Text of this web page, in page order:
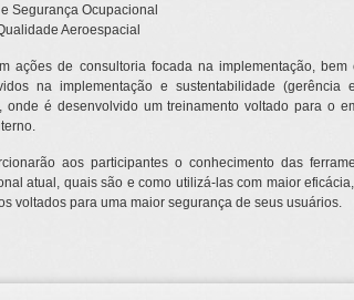
Segurança Ocupacional
Aeroespacial
ações de consultoria focada na implementação,
na implementação e sustentabilidade (gerência
onde é desenvolvido um treinamento voltado para o
aos participantes o conhecimento das
atual, quais são e como utilizá-las com maior
voltados para uma maior segurança de seus usuários.